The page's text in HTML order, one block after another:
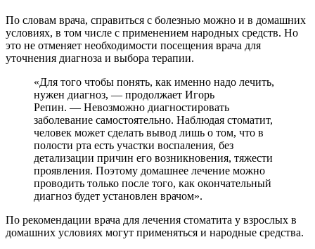
По словам врача, справиться с болезнью можно и в домашних
условиях, в том числе с применением народных средств. Но
это не отменяет необходимости посещения врача для
уточнения диагноза и выбора терапии.
«Для того чтобы понять, как именно надо лечить,
нужен диагноз, — продолжает Игорь
Репин. — Невозможно диагностировать
заболевание самостоятельно. Наблюдая стоматит,
человек может сделать вывод лишь о том, что в
полости рта есть участки воспаления, без
детализации причин его возникновения, тяжести
проявления. Поэтому домашнее лечение можно
проводить только после того, как окончательный
диагноз будет установлен врачом».
По рекомендации врача для лечения стоматита у взрослых в
домашних условиях могут применяться и народные средства.